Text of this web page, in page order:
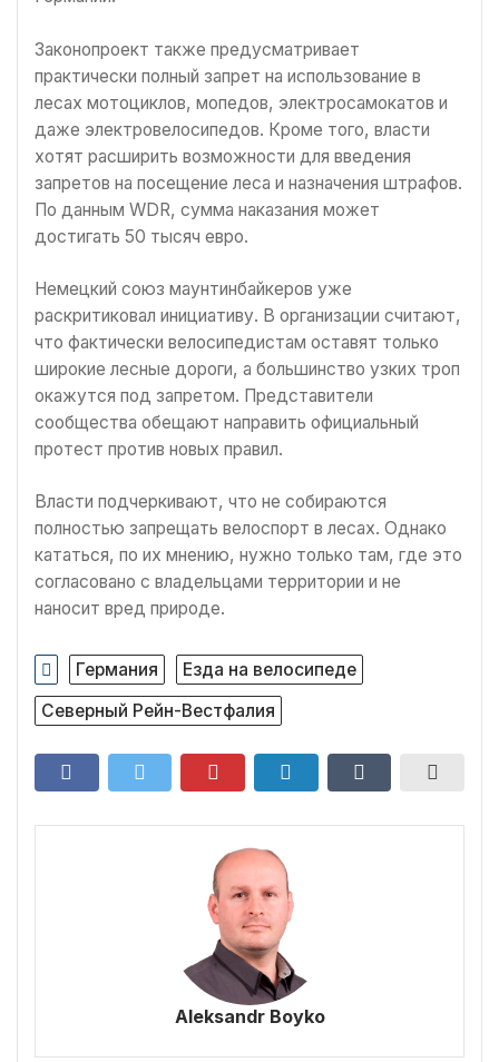
Законопроект также предусматривает
практически полный запрет на использование в
лесах мотоциклов, мопедов, электросамокатов и
даже электровелосипедов. Кроме того, власти
хотят расширить возможности для введения
запретов на посещение леса и назначения штрафов.
По данным WDR, сумма наказания может
достигать 50 тысяч евро.
Немецкий союз маунтинбайкеров уже
раскритиковал инициативу. В организации считают,
что фактически велосипедистам оставят только
широкие лесные дороги, а большинство узких троп
окажутся под запретом. Представители
сообщества обещают направить официальный
протест против новых правил.
Власти подчеркивают, что не собираются
полностью запрещать велоспорт в лесах. Однако
кататься, по их мнению, нужно только там, где это
согласовано с владельцами территории и не
наносит вред природе.
Германия
Езда на велосипеде
Северный Рейн-Вестфалия
Aleksandr Boyko